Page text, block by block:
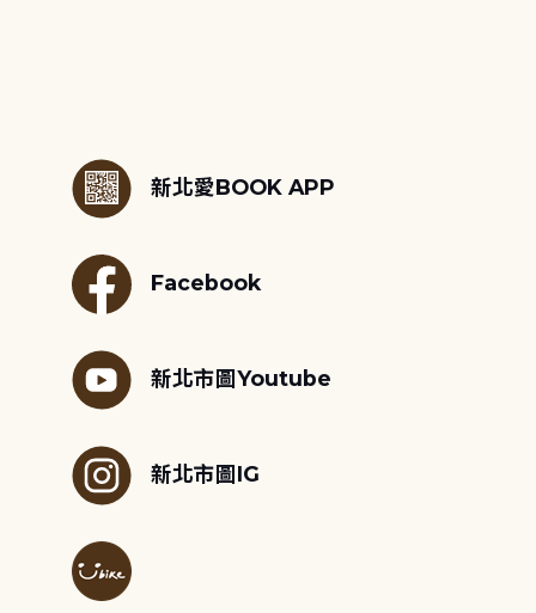
新北愛BOOK APP
Facebook
新北市圖Youtube
新北市圖IG